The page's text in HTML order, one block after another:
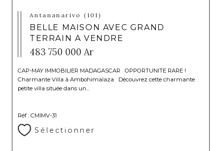
Antananarivo (101)
BELLE MAISON AVEC GRAND
TERRAIN A VENDRE
483 750 000 Ar
CAP-MAY IMMOBILIER MADAGASCAR OPPORTUNITE RARE !
Charmante Villa à Ambohimalaza Découvrez cette charmante
petite villa située dans un...
Réf : CMIMV-31
Sélectionner